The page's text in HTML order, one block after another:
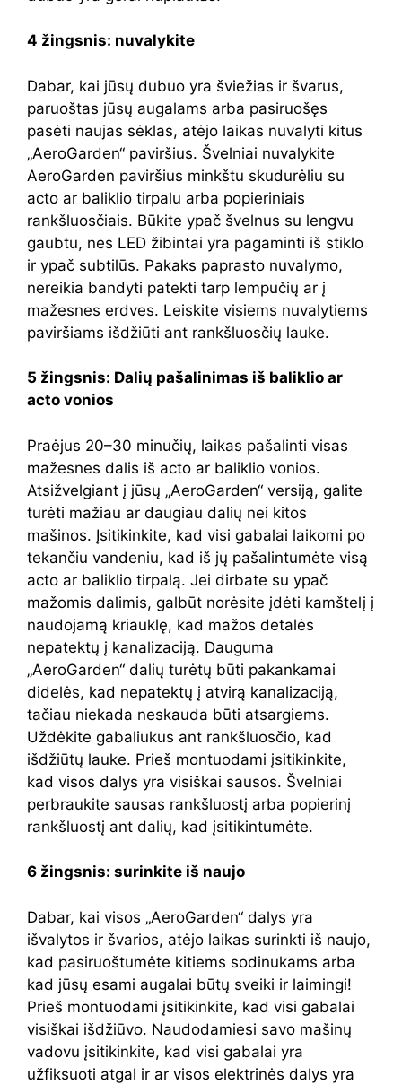
4 žingsnis: nuvalykite
Dabar, kai jūsų dubuo yra šviežias ir švarus,
paruoštas jūsų augalams arba pasiruošęs
pasėti naujas sėklas, atėjo laikas nuvalyti kitus
„AeroGarden“ paviršius. Švelniai nuvalykite
AeroGarden paviršius minkštu skudurėliu su
acto ar baliklio tirpalu arba popieriniais
rankšluosčiais. Būkite ypač švelnus su lengvu
gaubtu, nes LED žibintai yra pagaminti iš stiklo
ir ypač subtilūs. Pakaks paprasto nuvalymo,
nereikia bandyti patekti tarp lempučių ar į
mažesnes erdves. Leiskite visiems nuvalytiems
paviršiams išdžiūti ant rankšluosčių lauke.
5 žingsnis: Dalių pašalinimas iš baliklio ar
acto vonios
Praėjus 20–30 minučių, laikas pašalinti visas
mažesnes dalis iš acto ar baliklio vonios.
Atsižvelgiant į jūsų „AeroGarden“ versiją, galite
turėti mažiau ar daugiau dalių nei kitos
mašinos. Įsitikinkite, kad visi gabalai laikomi po
tekančiu vandeniu, kad iš jų pašalintumėte visą
acto ar baliklio tirpalą. Jei dirbate su ypač
mažomis dalimis, galbūt norėsite įdėti kamštelį į
naudojamą kriauklę, kad mažos detalės
nepatektų į kanalizaciją. Dauguma
„AeroGarden“ dalių turėtų būti pakankamai
didelės, kad nepatektų į atvirą kanalizaciją,
tačiau niekada neskauda būti atsargiems.
Uždėkite gabaliukus ant rankšluosčio, kad
išdžiūtų lauke. Prieš montuodami įsitikinkite,
kad visos dalys yra visiškai sausos. Švelniai
perbraukite sausas rankšluostį arba popierinį
rankšluostį ant dalių, kad įsitikintumėte.
6 žingsnis: surinkite iš naujo
Dabar, kai visos „AeroGarden“ dalys yra
išvalytos ir švarios, atėjo laikas surinkti iš naujo,
kad pasiruoštumėte kitiems sodinukams arba
kad jūsų esami augalai būtų sveiki ir laimingi!
Prieš montuodami įsitikinkite, kad visi gabalai
visiškai išdžiūvo. Naudodamiesi savo mašinų
vadovu įsitikinkite, kad visi gabalai yra
užfiksuoti atgal ir ar visos elektrinės dalys yra